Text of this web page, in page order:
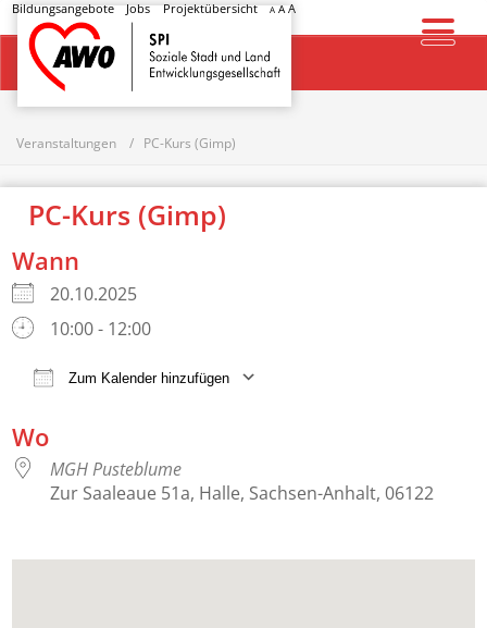
Bildungsangebote Jobs Projektübersicht A AA
Startseite
Veranstaltungen PC-Kurs (Gimp)
PC-Kurs (Gimp)
Wann
20.10.2025
10:00 - 12:00
Zum Kalender hinzufügen
Wo
MGH Pusteblume
Zur Saaleaue 51a, Halle, Sachsen-Anhalt, 06122